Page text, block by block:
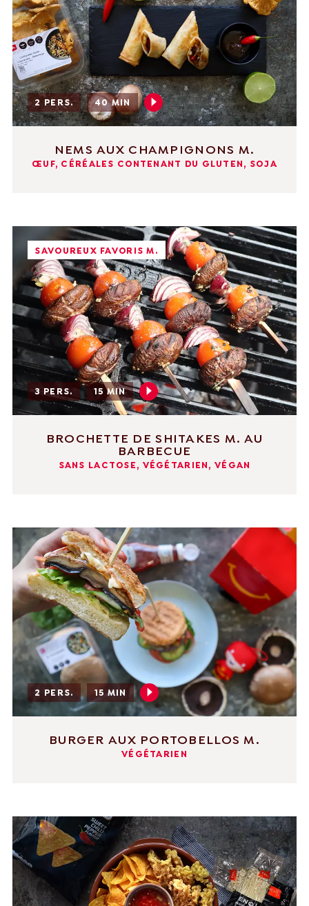
2 PERS. 40 MIN
NEMS AUX CHAMPIGNONS M.
ŒUF, CÉRÉALES CONTENANT DU GLUTEN, SOJA
SAVOUREUX FAVORIS M.
3 PERS. 15 MIN
BROCHETTE DE SHITAKES M. AU
BARBECUE
SANS LACTOSE, VÉGÉTARIEN, VÉGAN
2 PERS. 15 MIN
BURGER AUX PORTOBELLOS M.
VÉGÉTARIEN